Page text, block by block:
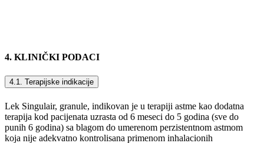
4. KLINIČKI PODACI
4.1. Terapijske indikacije
Lek Singulair, granule, indikovan je u terapiji astme kao dodatna
terapija kod pacijenata uzrasta od 6 meseci do 5 godina (sve do
punih 6 godina) sa blagom do umerenom perzistentnom astmom
koja nije adekvatno kontrolisana primenom inhalacionih